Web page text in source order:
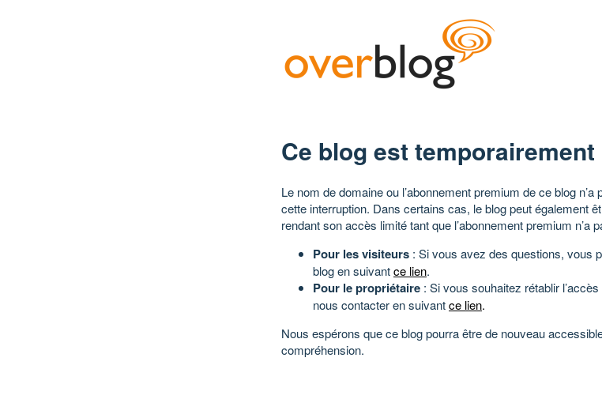
Ce blog est
Le nom de domaine ou l’abonnement premium de ce blog
cette interruption. Dans certains cas, le blog peut également
rendant son accès limité tant que l’abonnement premium n’a
Pour les visiteurs : Si vous avez des questions, vous
blog en suivantce lien.
Pour le propriétaire : Si vous souhaitez rétablir
nous contacter en suivantce lien.
Nous espérons que ce blog pourra être de nouveau
compréhension.